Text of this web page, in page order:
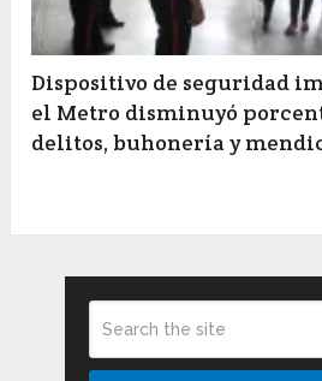
Dispositivo de seguridad
el Metro disminuyó
delitos, buhonería y